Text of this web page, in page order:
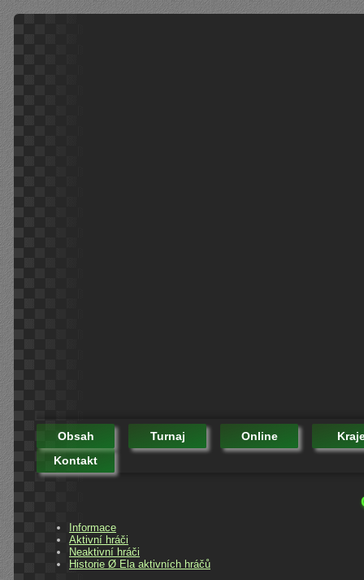
Obsah Turnaj Online
Kontakt
Informace
Aktivní hráči
Neaktivní hráči
Historie Ø Ela aktivních hráčů